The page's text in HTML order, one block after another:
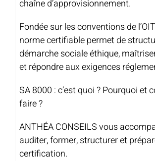
chaîne d’approvisionnement.
Fondée sur les conventions de
norme certifiable permet de
démarche sociale éthique,
et répondre aux exigences
SA 8000 : c’est quoi ? Pourquoi et
faire ?
ANTHÉA CONSEILS vous
auditer, former, structurer et
certification.